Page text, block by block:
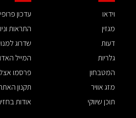
וידאו
מגזין
דעות
גלריות
המטבחון
מזג אוויר
תוכן שיווקי
עדכון
התראות
שדרוג
המייל
פרסמו
תקנון
אודות